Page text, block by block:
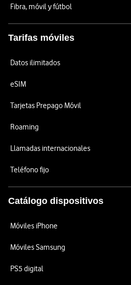
Fibra, móvil y fútbol
Tarifas móviles
Datos ilimitados
eSIM
Tarjetas Prepago Móvil
Roaming
Llamadas internacionales
Teléfono fijo
Catálogo dispositivos
Móviles iPhone
Móviles Samsung
PS5 digital